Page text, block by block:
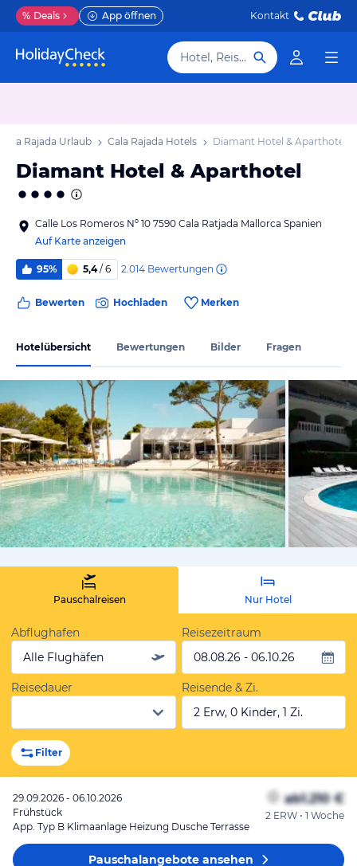
% Deals App öffnen Kontakt
Hotel, Reiseziel
Cala Rajada Urlaub Cala Rajada Hotels Diamant Hotel & Aparthotel
Diamant Hotel & Aparthotel
Calle Los Romeros Nº 10 7590 Cala Ratjada Mallorca Spanien
Auf Karte anzeigen
95% 5,4/ 6 2.014 Bewertungen
Bewerten Hochladen Merken
Hotelübersicht Bewertungen Bilder Fragen
vom
Pauschalreisen Nur Hotel
Abflughafen
Alle Flughäfen
Reisezeitraum
08.08.26 - 06.10.26
Reisedauer
Reisende & Zi.
2 Erw, 0 Kinder, 1 Zi.
Filter
29.09.2026 - 06.10.2026
Frühstück
App. Typ B Klimaanlage Heizung Dusche Terrasse
ab1.210 €
2 ERW • 1 Woche
Pauschalangeboteansehen